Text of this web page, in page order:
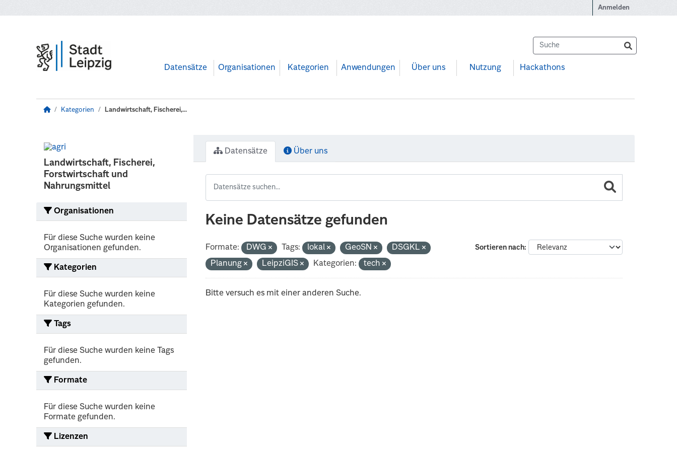
Anmelden
Datensätze Organisationen Kategorien Anwendungen Über uns Nutzung Hackathons
Kategorien Landwirtschaft, Fischerei,...
Landwirtschaft, Fischerei,
Forstwirtschaft und
Nahrungsmittel
Organisationen
Für diese Suche wurden keine
Organisationen gefunden.
Kategorien
Für diese Suche wurden keine
Kategorien gefunden.
Tags
Für diese Suche wurden keine Tags
gefunden.
Formate
Für diese Suche wurden keine
Formate gefunden.
Lizenzen
Datensätze Über uns
Keine Datensätze gefunden
Sortieren nach
Formate: DWG Tags: lokal GeoSN
DSGKL
Planung
LeipziGIS Kategorien: tech
Bitte versuch es mit einer anderen Suche.